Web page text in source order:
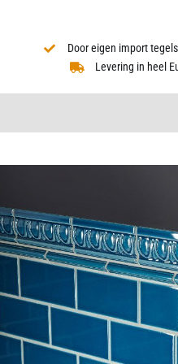
Door eigen import
Levering in heel